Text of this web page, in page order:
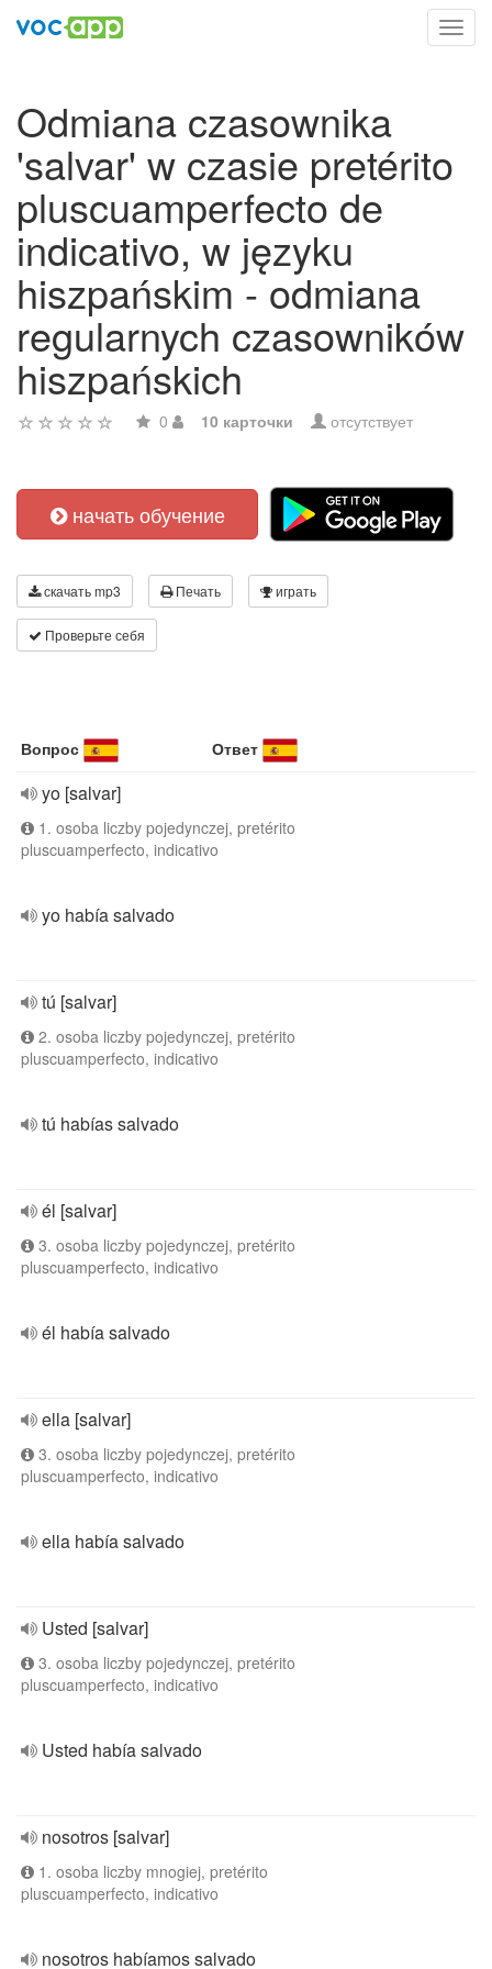
Odmiana czasownika
'salvar' w czasie pretérito
pluscuamperfecto de
indicativo, w języku
hiszpańskim - odmiana
regularnych czasowników
hiszpańskich
0 10 карточки отсутствует
начать обучение
скачать mp3 Печать играть
Проверьте себя
Вопрос Ответ
yo [salvar]
1. osoba liczby pojedynczej, pretérito
pluscuamperfecto, indicativo
yo había salvado
tú [salvar]
2. osoba liczby pojedynczej, pretérito
pluscuamperfecto, indicativo
tú habías salvado
él [salvar]
3. osoba liczby pojedynczej, pretérito
pluscuamperfecto, indicativo
él había salvado
ella [salvar]
3. osoba liczby pojedynczej, pretérito
pluscuamperfecto, indicativo
ella había salvado
Usted [salvar]
3. osoba liczby pojedynczej, pretérito
pluscuamperfecto, indicativo
Usted había salvado
nosotros [salvar]
1. osoba liczby mnogiej, pretérito
pluscuamperfecto, indicativo
nosotros habíamos salvado